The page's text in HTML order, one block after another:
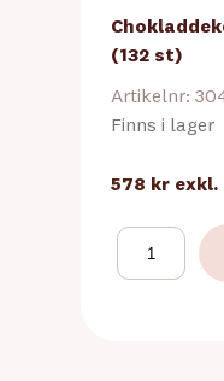
(132 st)
Artikelnr:
Finns i lager
578 kr exkl.